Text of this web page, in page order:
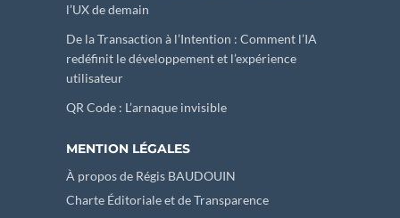
l’UX de demain
De la Transaction à l’Intention : Comment l’IA
redéfinit le développement et l’expérience
utilisateur
QR Code : L’arnaque invisible
MENTION LÉGALES
À propos de Régis BAUDOUIN
Charte Éditoriale et de Transparence